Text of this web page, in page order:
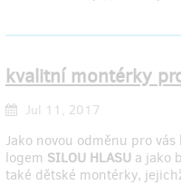
kvalitní montérky
Jul 11, 2017
Jako novou odměnu pro vás
logem SILOU HLASU a jako
také dětské montérky,